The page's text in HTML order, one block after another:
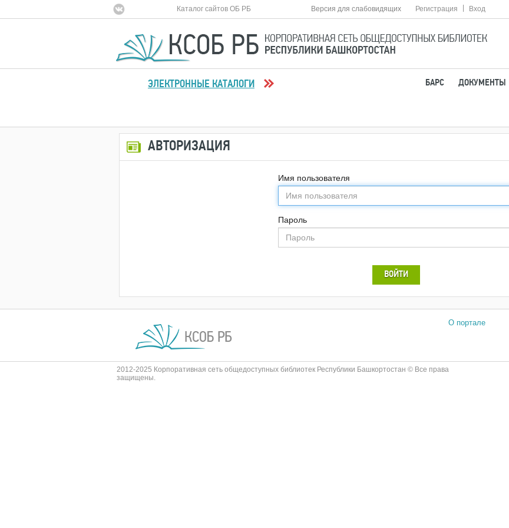
Каталог сайтов ОБ РБ Версия для слабовидящих Вход
Регистрация
ЭЛЕКТРОННЫЕ КАТАЛОГИ ДОКУМЕНТЫ
БАРС
АВТОРИЗАЦИЯ
Имя пользователя
Пароль
ВОЙТИ
О портале
2012-2025 Корпоративная сеть общедоступных библиотек Республики Башкортостан © Все права
защищены.